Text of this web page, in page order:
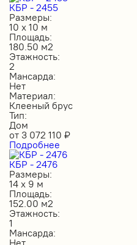
КБР - 2455
Размеры:
10 х 10 м
Площадь:
180.50 м2
Этажность:
2
Мансарда:
Нет
Материал:
Клееный брус
Тип:
Дом
от 3 072 110 ₽
Подробнее
КБР - 2476
Размеры:
14 х 9 м
Площадь:
152.00 м2
Этажность:
1
Мансарда:
Нет